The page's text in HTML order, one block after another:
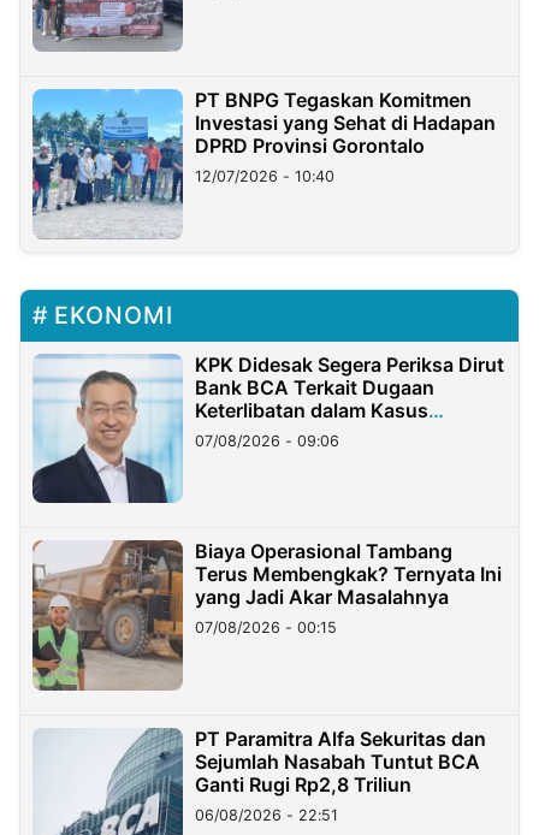
PT BNPG Tegaskan Komitmen
Investasi yang Sehat di Hadapan
DPRD Provinsi Gorontalo
12/07/2026 - 10:40
EKONOMI
KPK Didesak Segera Periksa Dirut
Bank BCA Terkait Dugaan
Keterlibatan dalam Kasus
Hilangnya Dana Nasabah Rp2,58
Miliar
07/08/2026 - 09:06
Biaya Operasional Tambang
Terus Membengkak? Ternyata Ini
yang Jadi Akar Masalahnya
07/08/2026 - 00:15
PT Paramitra Alfa Sekuritas dan
Sejumlah Nasabah Tuntut BCA
Ganti Rugi Rp2,8 Triliun
06/08/2026 - 22:51